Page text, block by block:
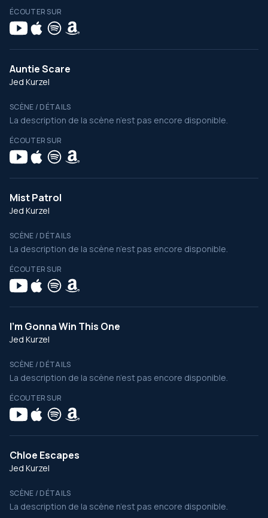
ÉCOUTER SUR
Auntie Scare
Jed Kurzel
SCÈNE / DÉTAILS
La description de la scène n’est pas encore disponible.
ÉCOUTER SUR
Mist Patrol
Jed Kurzel
SCÈNE / DÉTAILS
La description de la scène n’est pas encore disponible.
ÉCOUTER SUR
I'm Gonna Win This One
Jed Kurzel
SCÈNE / DÉTAILS
La description de la scène n’est pas encore disponible.
ÉCOUTER SUR
Chloe Escapes
Jed Kurzel
SCÈNE / DÉTAILS
La description de la scène n’est pas encore disponible.